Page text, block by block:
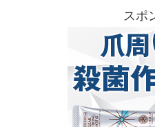
スポ